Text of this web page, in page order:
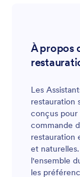
À propos
Les
restauration
conçus pour
commande
restauration
et
l'ensemble
les